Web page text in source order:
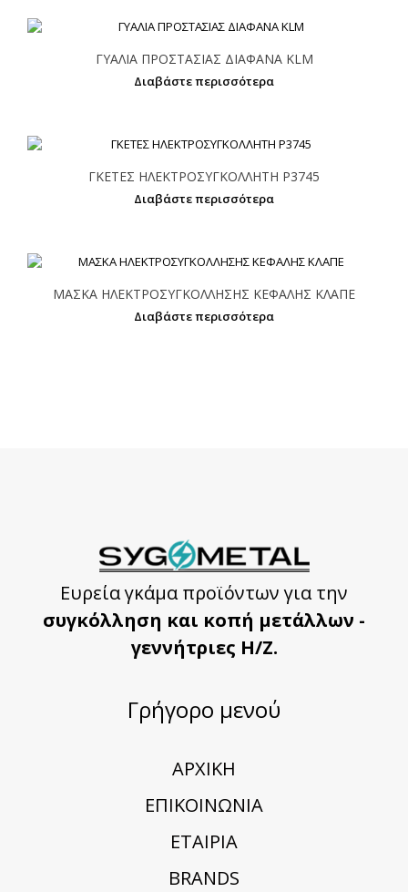
ΓΥΑΛΙΑ ΠΡΟΣΤΑΣΙΑΣ ΔΙΑΦΑΝΑ KLM
Διαβάστε περισσότερα
ΓΚΕΤΕΣ ΗΛΕΚΤΡΟΣΥΓΚΟΛΛΗΤΗ P3745
Διαβάστε περισσότερα
ΜΑΣΚΑ ΗΛΕΚΤΡΟΣΥΓΚΟΛΛΗΣΗΣ ΚΕΦΑΛΗΣ ΚΛΑΠΕ
Διαβάστε περισσότερα
Ευρεία γκάμα προϊόντων για την
συγκόλληση και κοπή μετάλλων -
γεννήτριες Η/Ζ.
Γρήγορο μενού
ΑΡΧΙΚΗ
ΕΠΙΚΟΙΝΩΝΙΑ
ΕΤΑΙΡΙΑ
BRANDS